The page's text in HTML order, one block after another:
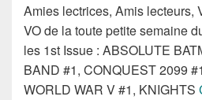
Amies lectrices, Amis lecteurs,
VO de la toute petite semaine
les 1st Issue : ABSOLUTE
BAND #1, CONQUEST 2099
WORLD WAR V #1, KNIGHTS